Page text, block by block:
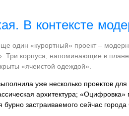
В контексте
один «курортный» проект –
Три корпуса, напоминающие в
«ячеистой одеждой».
уже несколько проектов для
архитектура;
застраиваемого сейчас города